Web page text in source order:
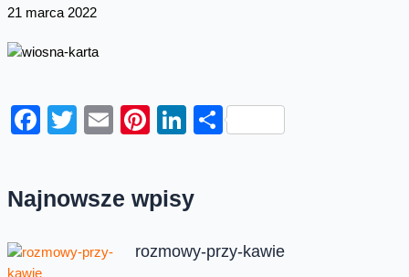
21 marca 2022
Facebook
Twitter
EmailPinterest
LinkedIn
Share
Najnowsze wpisy
rozmowy-przy-kawie